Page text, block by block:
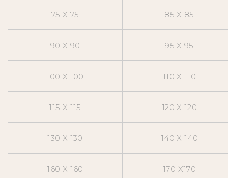
75 X 75 85 X 85
90 X 90 95 X 95
100 X 100 110 X 110
115 X 115 120 X 120
130 X 130 140 X 140
160 X 160 170 X170